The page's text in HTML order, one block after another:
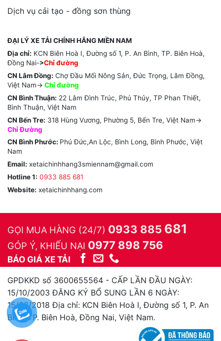
Dịch vụ cải tạo - đồng sơn thùng
ĐẠI LÝ XE TẢI CHÍNH HÃNG MIỀN NAM
Địa chỉ: KCN Biên Hoà I, Đường số 1, P. An Bình, TP. Biên Hoà,
Đồng Nai->Chỉ đường
CN Lâm Đồng: Chợ Đầu Mối Nông Sản, Đức Trọng, Lâm Đồng,
Việt Nam-> Chỉđường
CN Bình Thuận: 22 Lâm Đình Trúc, Phú Thủy, TP Phan Thiết,
Bình Thuận, Việt Nam
CN Bến Tre: 318 Hùng Vương, Phường 5, Bến Tre, Việt Nam->
Chỉ Đường
CN Bình Phước: Phú Đức,An Lộc, Bình Long, Bình Phước, Việt
Nam
Email: xetaichinhhang3smiennam@gmail.com
Hotline 1: 0933 885 681
Website: xetaichinhhang.com
GỌI MUA HÀNG (24/7) 0933 885 681
GÓP Ý, KHIẾU NẠI 0977 898 756
BÁO GIÁ XE TẢI
GPDKKD số 3600655564 - CẤP LẦN ĐẦU NGÀY:
15/10/2003 ĐĂNG KÝ BỔ SUNG LẦN 6 NGÀY:
15/08/2018 Địa chỉ: KCN Biên Hoà I, Đường số 1, P. An
Bình, TP. Biên Hoà, Đồng Nai, Việt Nam.